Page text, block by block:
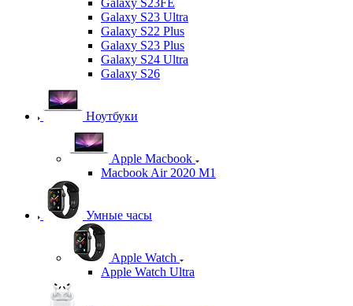
Galaxy S23 Ultra
Galaxy S22 Plus
Galaxy S23 Plus
Galaxy S24 Ultra
Galaxy S26
Ноутбуки
Apple Macbook
Macbook Air 2020 M1
Умные часы
Apple Watch
Apple Watch Ultra